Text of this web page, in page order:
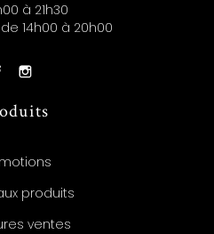
à 21h30
14h00 à 20h00
produits
ventes